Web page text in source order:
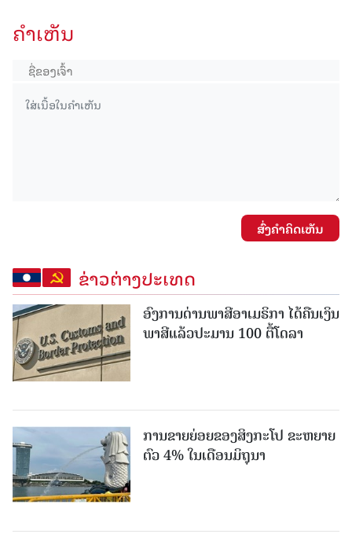
ຄໍາເຫັນ
ສົ່ງຄໍາຄິດເຫັນ
ຂ່າວຕ່າງປະເທດ
ອົງການດ່ານພາສີອາເມຣິກາ ໄດ້ຄືນເງິນ
ພາສີແລ້ວປະມານ 100 ຕື້ໂດລາ
ການຂາຍຍ່ອຍຂອງສິງກະໂປ ຂະຫຍາຍ
ຕົວ 4% ໃນເດືອນມິຖຸນາ